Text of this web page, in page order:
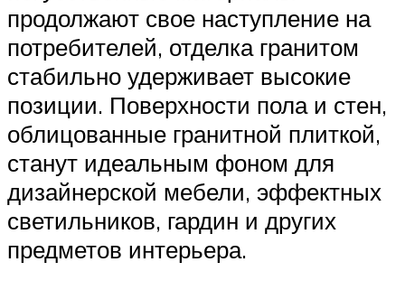
продолжают свое наступление на
потребителей, отделка гранитом
стабильно удерживает высокие
позиции. Поверхности пола и стен,
облицованные гранитной плиткой,
станут идеальным фоном для
дизайнерской мебели, эффектных
светильников, гардин и других
предметов интерьера.